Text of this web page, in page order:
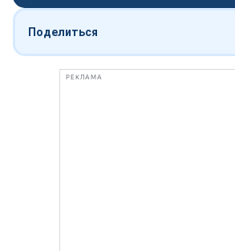
Поделиться
РЕКЛАМА